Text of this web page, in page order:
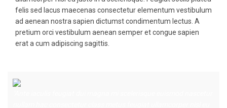
felis sed lacus maecenas consectetur elementum vestibulum
ad aenean nostra sapien dictumst condimentum lectus. A
pretium orci vestibulum aenean semper et congue sapien
erat a cum adipiscing sagittis.